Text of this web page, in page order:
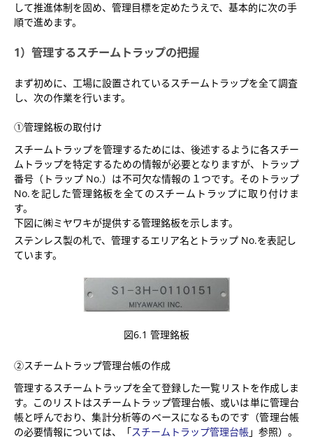
絶対圧力基準
して推進体制を固め、管理目標を定めたうえで、基本的に次の手
順で進めます。
1）管理するスチームトラップの把握
まず初めに、工場に設置されているスチームトラップを全て調査
し、次の作業を行います。
①管理銘板の取付け
スチームトラップを管理するためには、後述するように各スチー
ムトラップを特定するための情報が必要となりますが、トラップ
番号（トラップ No.）は不可欠な情報の１つです。そのトラップ
No.を記した管理銘板を全てのスチームトラップに取り付けま
す。
下図に㈱ミヤワキが提供する管理銘板を示します。
ステンレス製の札で、管理するエリア名とトラップ No.を表記し
ています。
図6.1 管理銘板
②スチームトラップ管理台帳の作成
管理するスチームトラップを全て登録した一覧リストを作成しま
す。このリストはスチームトラップ管理台帳、或いは単に管理台
帳と呼んでおり、集計分析等のベースになるものです（管理台帳
の必要情報については、「スチームトラップ管理台帳」参照）。